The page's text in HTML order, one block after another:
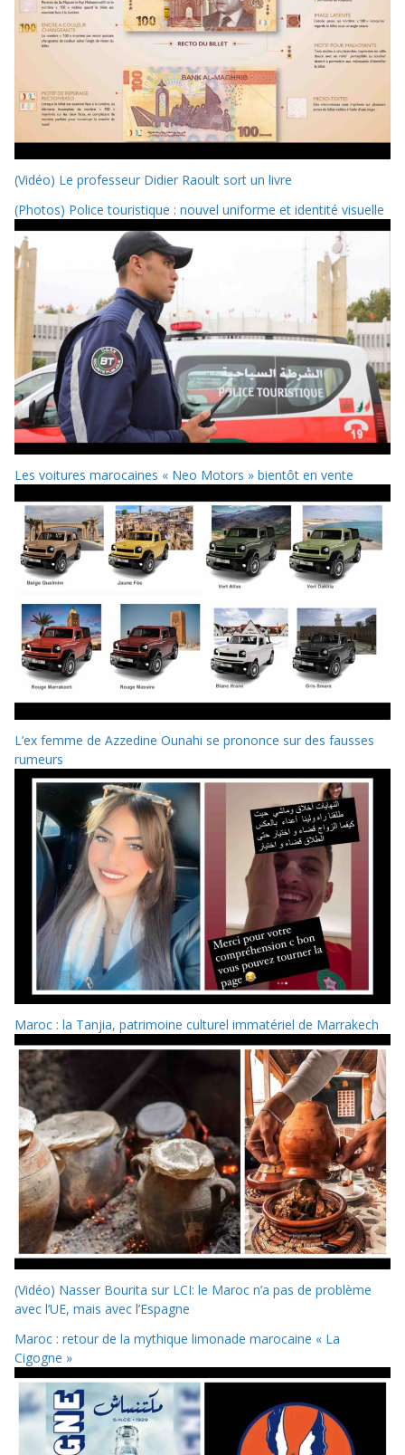
(Vidéo) Le professeur Didier Raoult sort un livre
(Photos) Police touristique : nouvel uniforme et identité visuelle
Les voitures marocaines « Neo Motors » bientôt en vente
L’ex femme de Azzedine Ounahi se prononce sur des fausses
rumeurs
Maroc : la Tanjia, patrimoine culturel immatériel de Marrakech
(Vidéo) Nasser Bourita sur LCI: le Maroc n’a pas de problème
avec l’UE, mais avec l’Espagne
Maroc : retour de la mythique limonade marocaine « La
Cigogne »